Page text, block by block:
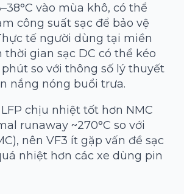
vào mùa khô, có thể
công suất sạc để bảo vệ
tế người dùng tại miền
thời gian sạc DC có thể kéo
phút so với thông số lý thuyết
nắng nóng buổi trưa.
chịu nhiệt tốt hơn NMC
runaway ~270°C so với
nên VF3 ít gặp vấn đề sạc
nhiệt hơn các xe dùng pin